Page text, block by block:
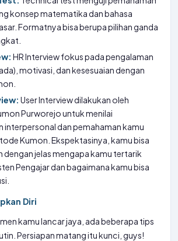
konsep matematika dan bahasa
Formatnya bisa berupa pilihan ganda
HR Interview fokus pada pengalaman
motivasi, dan kesesuaian dengan
User Interview dilakukan oleh
Purworejo untuk menilai
interpersonal dan pemahaman kamu
Kumon. Ekspektasinya, kamu bisa
dengan jelas mengapa kamu tertarik
Pengajar dan bagaimana kamu bisa
Diri
kamu lancar jaya, ada beberapa tips
Persiapan matang itu kunci, guys!